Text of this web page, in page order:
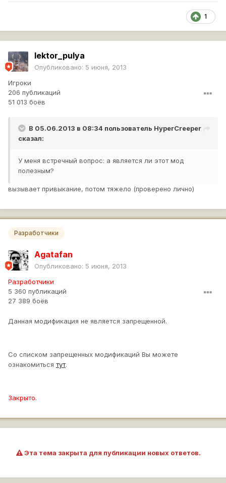
1
lektor_pulya
Опубликовано: 5 июня, 2013
Игроки
206 публикаций
51 013 боёв
В 05.06.2013 в 08:34 пользователь HyperCreeper
сказал:
У меня встречный вопрос: а является ли этот мод
полезным?
вызывает привыкание, потом тяжело (проверено лично)
Разработчики
Agatafan
Опубликовано: 5 июня, 2013
Разработчики
5 360 публикаций
27 389 боёв
Данная модификация не является запрещенной.
Со списком запрещенных модификаций Вы можете
ознакомиться тут.
Закрыто.
Эта тема закрыта для публикации новых ответов.